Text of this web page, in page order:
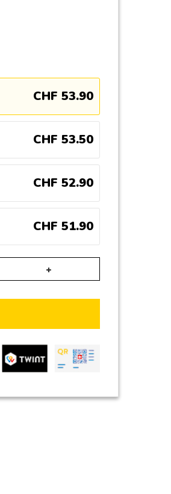
CHF 53.90
CHF 53.50
CHF 52.90
CHF 51.90